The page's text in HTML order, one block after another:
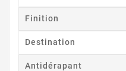
Finition
Destination
Antidérapant